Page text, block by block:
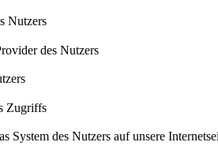
Nutzers
des Nutzers
Zugriffs
des Nutzers auf unsere